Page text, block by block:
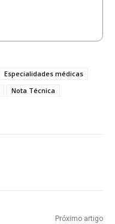
Especialidades médicas
Nota Técnica
Próximo artigo